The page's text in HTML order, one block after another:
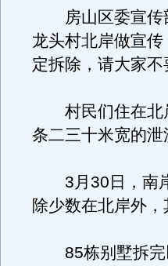
房山区委宣传
龙头村北岸做宣
定拆除，请大家不
村民们住在北
条二三十米宽的泄
3月30日，南岸
除少数在北岸外，
85栋别墅拆完